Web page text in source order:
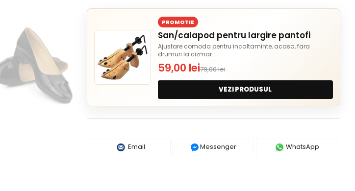
PROMOTIE
San/calapod pentru largire pantofi
Ajustare comoda pentru incaltaminte, acasa, fara
drumuri la cizmar.
59,00 lei79,00 lei
VEZI PRODUSUL
Email Messenger WhatsApp